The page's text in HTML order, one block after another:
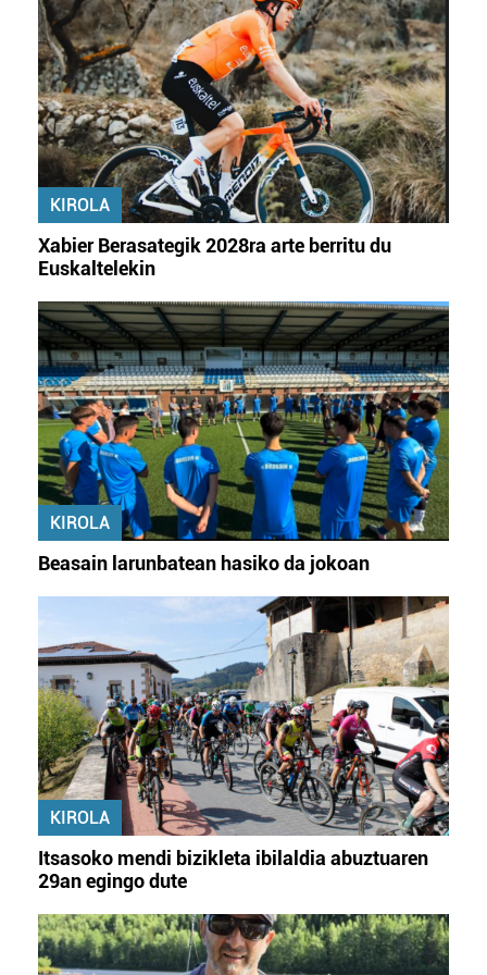
duten interes legitimoa eta horren aurka nola egin
dezakezun ikusteko.
Lortu zure datu pertsonalak prozesatzeko moduari
buruzko informazio gehiago eta ezarri zure lehentasunak
datuen atalean. Edozein unetan alda edo ken dezakezu
zure baimena Cookieen adierazpenean.
fitxategiak erabiltzen ditu. Zure esperientzia eta
baliatzen gara. Ohar hau onartuz gero, teknologia hori
erabiltzeko baimen esplizitua ematen diguzu.Gehiago
irakurri
KIROLA
Xabier Berasategik 2028ra arte berritu du
Euskaltelekin
KIROLA
Beasain larunbatean hasiko da jokoan
KIROLA
Itsasoko mendi bizikleta ibilaldia abuztuaren
29an egingo dute